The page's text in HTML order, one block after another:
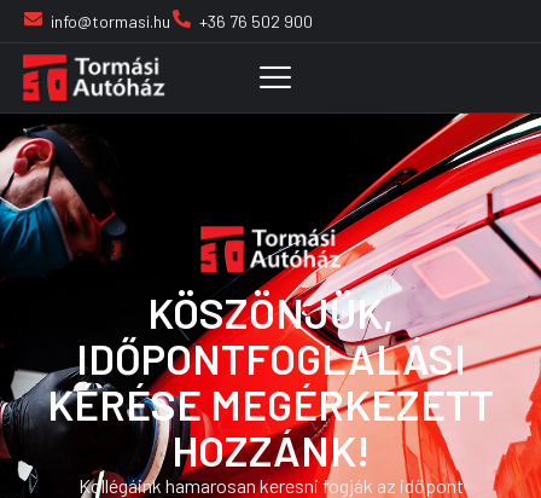
info@tormasi.hu +36 76 502 900
KÖSZÖNJÜK,
IDŐPONTFOGLALÁSI
KÉRÉSE MEGÉRKEZETT
HOZZÁNK!
Kollégáink hamarosan keresni fogják az időpont